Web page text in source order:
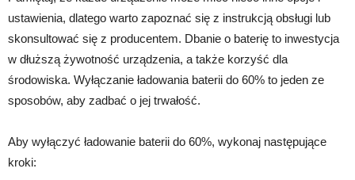
ustawienia, dlatego warto zapoznać się z instrukcją obsługi lub
skonsultować się z producentem. Dbanie o baterię to inwestycja
w dłuższą żywotność urządzenia, a także korzyść dla
środowiska. Wyłączanie ładowania baterii do 60% to jeden ze
sposobów, aby zadbać o jej trwałość.
Aby wyłączyć ładowanie baterii do 60%, wykonaj następujące
kroki: